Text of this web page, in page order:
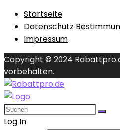
Startseite
Datenschutz
Impressum
Copyright © 2024
vorbehalten.
Log In